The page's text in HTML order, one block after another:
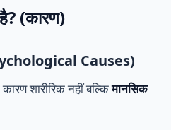
(कारण)
Causes)
शारीरिक नहीं बल्किमानसिक